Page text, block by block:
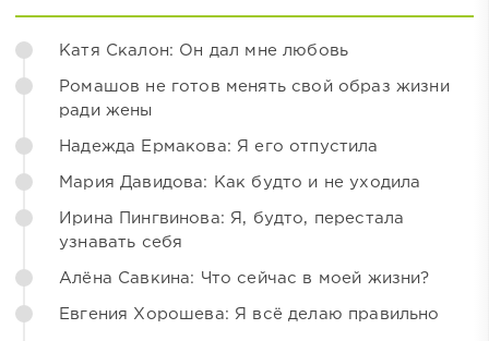
Катя Скалон: Он дал мне любовь
Ромашов не готов менять свой образ жизни
ради жены
Надежда Ермакова: Я его отпустила
Мария Давидова: Как будто и не уходила
Ирина Пингвинова: Я, будто, перестала
узнавать себя
Алёна Савкина: Что сейчас в моей жизни?
Евгения Хорошева: Я всё делаю правильно